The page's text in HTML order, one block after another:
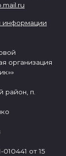
информации
организация
район, п.
от 15